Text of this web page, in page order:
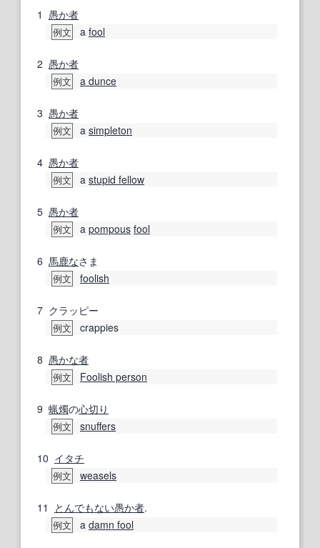
1 愚か者
例文 a fool
2 愚か者
例文 a dunce
3 愚か者
例文 a simpleton
4 愚か者
例文 a stupid fellow
5 愚か者
例文 a pompous fool
6 馬鹿なさま
例文 foolish
7 クラッピー
例文 crappies
8 愚かな者
例文 Foolish person
9 蝋燭の心切り
例文 snuffers
10 イタチ
例文 weasels
11 とんでもない愚か者.
例文 a damn fool